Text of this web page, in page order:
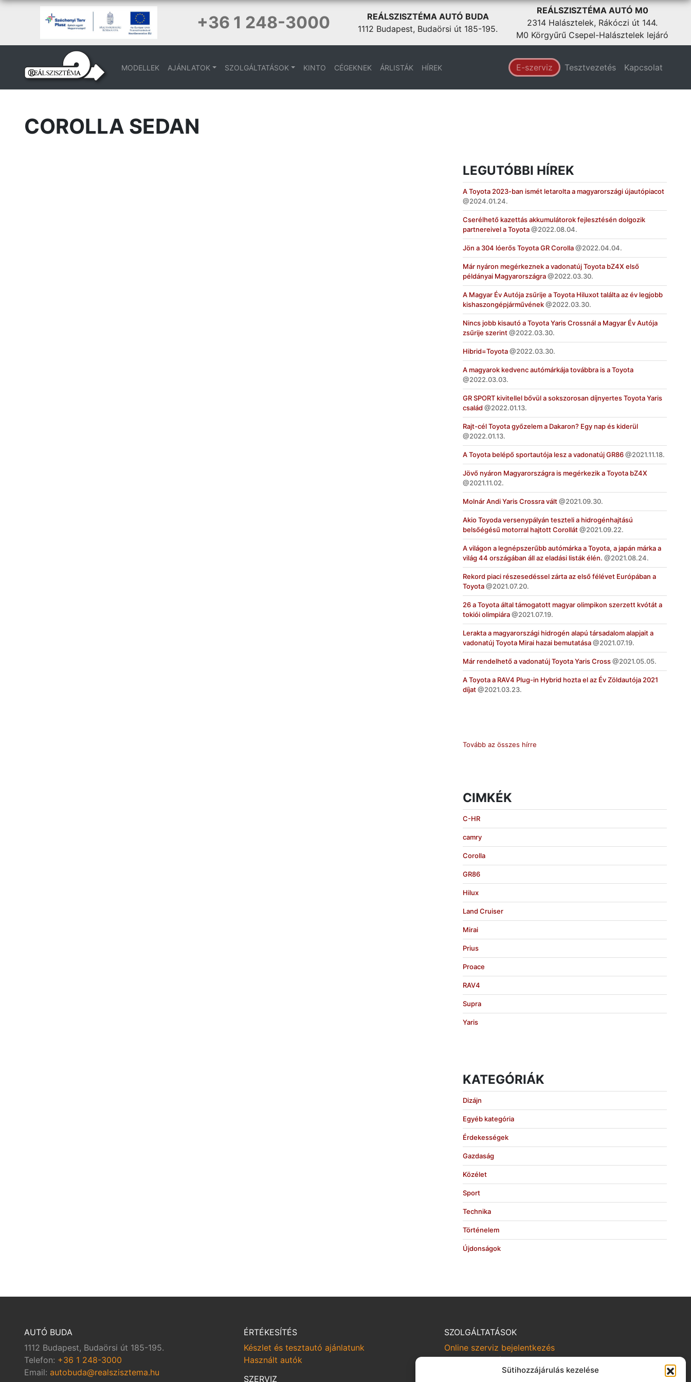
Sütihozzájárulás kezelése
+36 1 248-3000
REÁLSZISZTÉMA AUTÓ BUDA
1112 Budapest, Budaörsi út 185-195.
REÁLSZISZTÉMA AUTÓ M0
2314 Halásztelek, Rákóczi út 144.
M0 Körgyűrű Csepel-Halásztelek lejáró
MODELLEK AJÁNLATOK SZOLGÁLTATÁSOK KINTO CÉGEKNEK ÁRLISTÁK HÍREK E-szerviz Tesztvezetés Kapcsolat
COROLLA SEDAN
LEGUTÓBBI HÍREK
A Toyota 2023-ban ismét letarolta a magyarországi újautópiacot
2024.01.24.
Cserélhető kazettás akkumulátorok fejlesztésén dolgozik
partnereivel a Toyota
2022.08.04.
Jön a 304 lóerős Toyota GR Corolla 2022.04.04.
Már nyáron megérkeznek a vadonatúj Toyota bZ4X első
példányai Magyarországra
2022.03.30.
A Magyar Év Autója zsűrije a Toyota Hiluxot találta az év legjobb
kishaszongépjárművének
2022.03.30.
Nincs jobb kisautó a Toyota Yaris Crossnál a Magyar Év Autója
zsűrije szerint
2022.03.30.
Hibrid=Toyota 2022.03.30.
A magyarok kedvenc autómárkája továbbra is a Toyota
2022.03.03.
GR SPORT kivitellel bővül a sokszorosan díjnyertes Toyota Yaris
család
2022.01.13.
Rajt-cél Toyota győzelem a Dakaron? Egy nap és kiderül
2022.01.13.
A Toyota belépő sportautója lesz a vadonatúj GR86 2021.11.18.
Jövő nyáron Magyarországra is megérkezik a Toyota bZ4X
2021.11.02.
Molnár Andi Yaris Crossra vált 2021.09.30.
Akio Toyoda versenypályán teszteli a hidrogénhajtású
belsőégésű motorral hajtott Corollát
2021.09.22.
A világon a legnépszerűbb autómárka a Toyota, a japán márka a
világ 44 országában áll az eladási listák élén.
2021.08.24.
Rekord piaci részesedéssel zárta az első félévet Európában a
Toyota
2021.07.20.
26 a Toyota által támogatott magyar olimpikon szerzett kvótát a
tokiói olimpiára
2021.07.19.
Lerakta a magyarországi hidrogén alapú társadalom alapjait a
vadonatúj Toyota Mirai hazai bemutatása
2021.07.19.
Már rendelhető a vadonatúj Toyota Yaris Cross 2021.05.05.
A Toyota a RAV4 Plug-in Hybrid hozta el az Év Zöldautója 2021
díjat
2021.03.23.
Tovább az összes hírre
CIMKÉK
C-HR
camry
Corolla
GR86
Hilux
Land Cruiser
Mirai
Prius
Proace
RAV4
Supra
Yaris
KATEGÓRIÁK
Dizájn
Egyéb kategória
Érdekességek
Gazdaság
Közélet
Sport
Technika
Történelem
Újdonságok
AUTÓ BUDA
1112 Budapest, Budaörsi út 185-195.
Telefon: +36 1 248-3000
Email: autobuda@realszisztema.hu
ÉRTÉKESÍTÉS
Készlet és tesztautó ajánlatunk
Használt autók
SZERVIZ
SZOLGÁLTATÁSOK
Online szerviz bejelentkezés
Szerviz kampányok
Hozom-viszem